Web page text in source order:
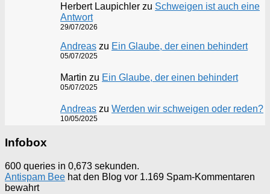
Herbert Laupichler zu Schweigen ist auch eine
Antwort
29/07/2026
Andreas zu Ein Glaube, der einen behindert
05/07/2025
Martin zu Ein Glaube, der einen behindert
05/07/2025
Andreas zu Werden wir schweigen oder reden?
10/05/2025
Infobox
600 queries in 0,673 sekunden.
Antispam Bee hat den Blog vor 1.169 Spam-Kommentaren
bewahrt